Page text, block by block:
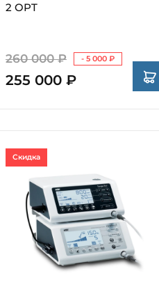
2 OPT
260 000 ₽ - 5 000 ₽
255 000 ₽
Скидка